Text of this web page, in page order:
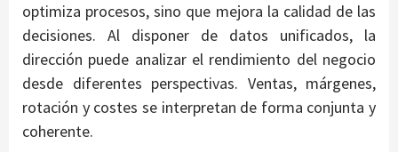
optimiza procesos, sino que mejora la calidad de las
decisiones. Al disponer de datos unificados, la
dirección puede analizar el rendimiento del negocio
desde diferentes perspectivas. Ventas, márgenes,
rotación y costes se interpretan de forma conjunta y
coherente.